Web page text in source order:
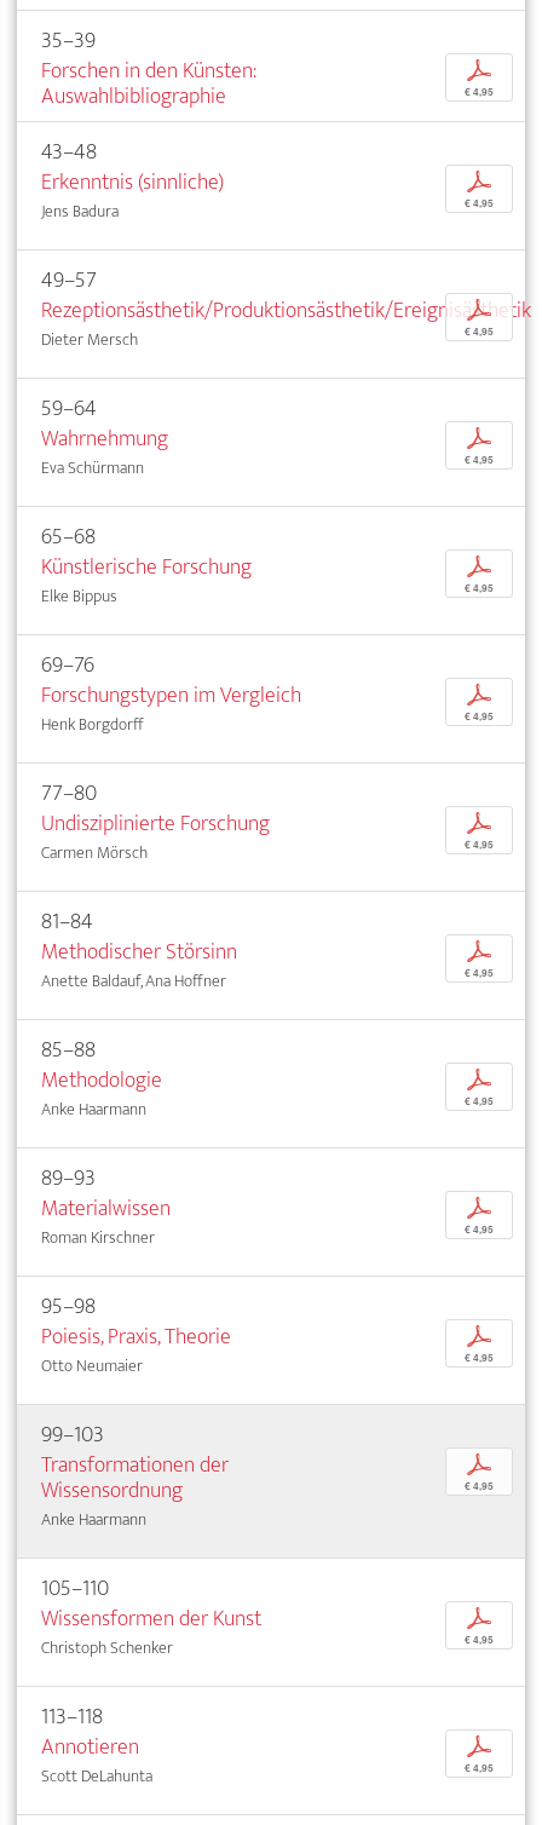
35–39
Forschen in den Künsten:
Auswahlbibliographie
p
€ 4,95
43–48
Erkenntnis (sinnliche)
Jens Badura
p
€ 4,95
49–57
Rezeptionsästhetik/Produktionsästhetik/Ereignisästhetik
Dieter Mersch
p
€ 4,95
59–64
Wahrnehmung
Eva Schürmann
p
€ 4,95
65–68
Künstlerische Forschung
Elke Bippus
p
€ 4,95
69–76
Forschungstypen im Vergleich
Henk Borgdorff
p
€ 4,95
77–80
Undisziplinierte Forschung
Carmen Mörsch
p
€ 4,95
81–84
Methodischer Störsinn
Anette Baldauf, Ana Hoffner
p
€ 4,95
85–88
Methodologie
Anke Haarmann
p
€ 4,95
89–93
Materialwissen
Roman Kirschner
p
€ 4,95
95–98
Poiesis, Praxis, Theorie
Otto Neumaier
p
€ 4,95
99–103
Transformationen der
Wissensordnung
Anke Haarmann
p
€ 4,95
105–110
Wissensformen der Kunst
Christoph Schenker
p
€ 4,95
113–118
Annotieren
Scott DeLahunta
p
€ 4,95